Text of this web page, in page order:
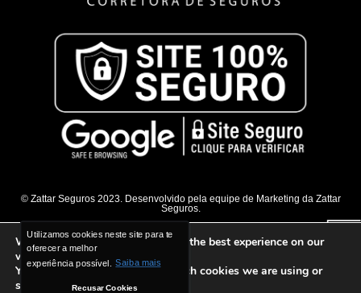
Utilizamos cookies neste site para te
oferecer a melhor
experiência possível.
Saiba mais
Recusar Cookies
Utilizamos cookies neste site para te
oferecer a melhor
experiência possível.
Saiba mais
Recusar Cookies
© Zattar Seguros 2023. Desenvolvido pela equipe de Marketing da Zattar
Seguros.
We are using cookies to give you the best experience on our
website.
You can find out more about which cookies we are using or
switch them off insettings